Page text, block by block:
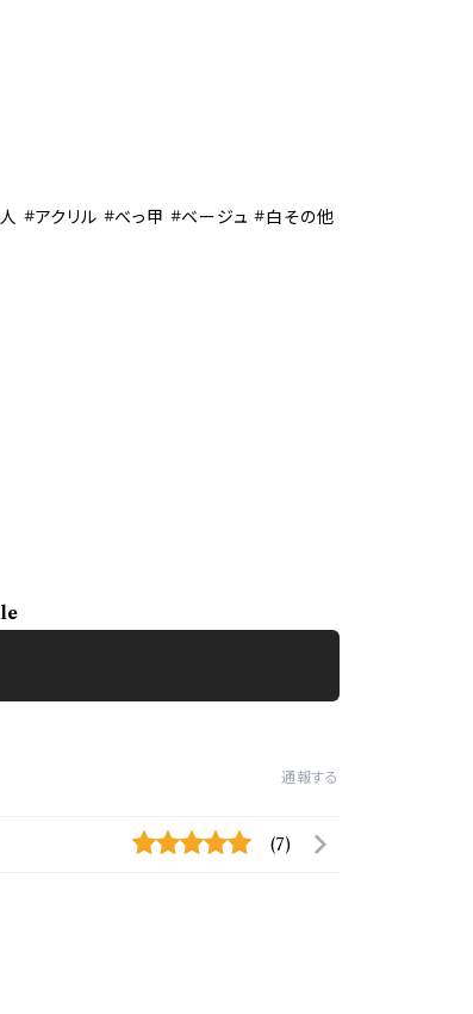
#アクリル #べっ甲 #ベージュ #白その他
通報する
(7)